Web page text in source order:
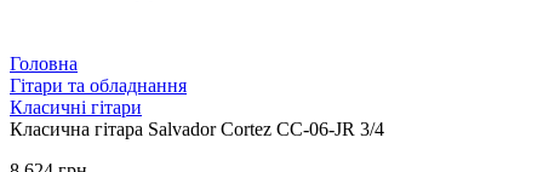
Головна
Гітари та обладнання
Класичні гітари
Класична гітара Salvador Cortez CC-06-JR 3/4